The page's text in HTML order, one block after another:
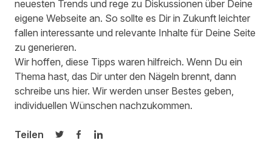
neuesten Trends und rege zu Diskussionen über Deine
eigene Webseite an. So sollte es Dir in Zukunft leichter
fallen interessante und relevante Inhalte für Deine Seite
zu generieren.
Wir hoffen, diese Tipps waren hilfreich. Wenn Du ein
Thema hast, das Dir unter den Nägeln brennt, dann
schreibe uns hier. Wir werden unser Bestes geben,
individuellen Wünschen nachzukommen.
Teilen
Auf Twitter teilen
Auf Facebook teilen
Auf LinkedIn teilen